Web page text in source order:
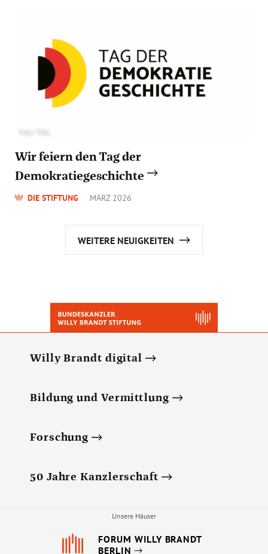
Foto: TDG
Wir feiern den Tag der
Demokratiegeschichte
DIE STIFTUNG MÄRZ 2026
WEITERE NEUIGKEITEN
Willy Brandt digital
Bildung und Vermittlung
Forschung
50 Jahre Kanzlerschaft
Unsere Häuser
FORUM WILLY BRANDT
BERLIN